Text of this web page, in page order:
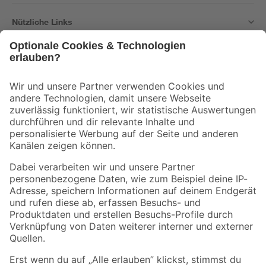
Nützliche Links
Der toom Newsletter: Keine Angebote und Aktionen mehr verpassen!
Zur Newsletter Anmeldung
Folge uns
Zahlungsarten Versandarten
Sicher einkaufen